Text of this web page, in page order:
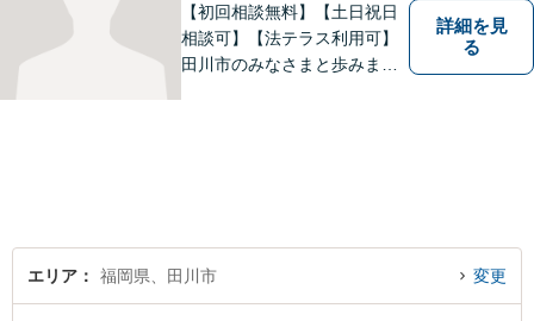
の解決実績も。
【初回相談無料】【土日祝日
相談可】【法テラス利用可】
田川市のみなさまと歩みま
詳細を見
る
エリア 福岡県、田川市 変更